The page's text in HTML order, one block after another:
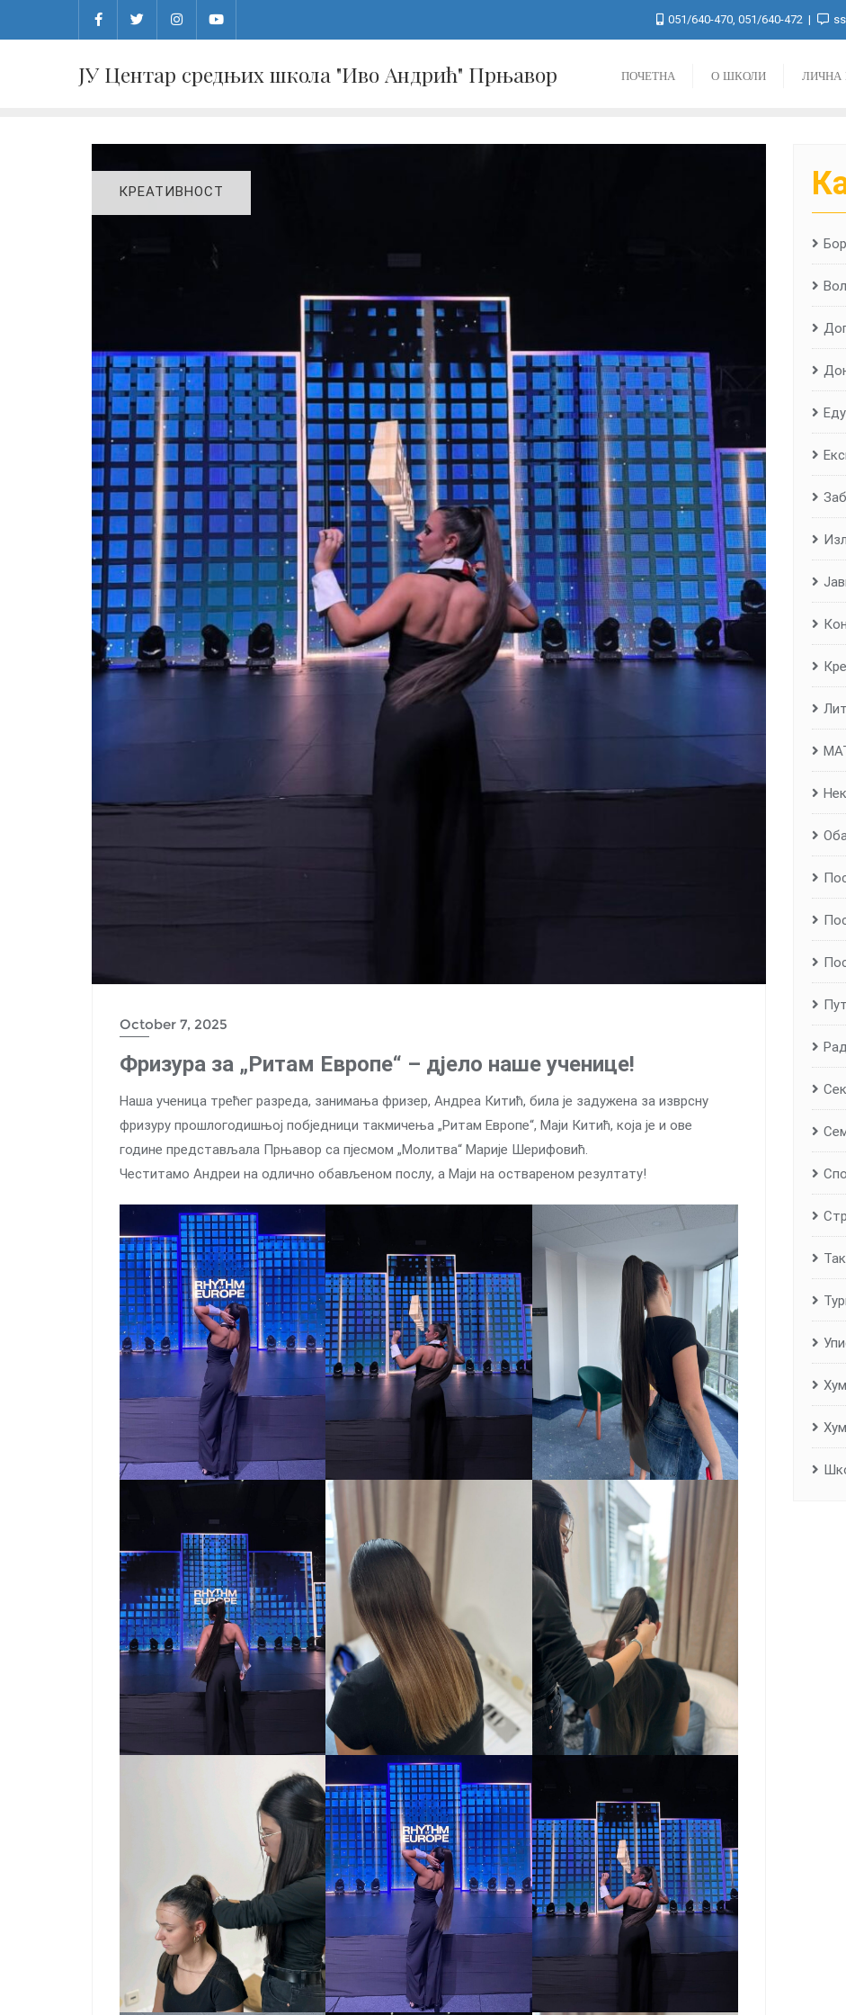
051/640-470, 051/640-472
ЈУ Центар средњих школа "Иво Андрић" Прњавор ПОЧЕТНА О ШКОЛИ ЛИЧНА
КРЕАТИВНОСТ
October 7, 2025
Фризура за „Ритам Европе“ – дјело наше ученице!
Наша ученица трећег разреда, занимања фризер, Андреа Китић, била је задужена за изврсну
фризуру прошлогодишњој побједници такмичења „Ритам Европе“, Маји Китић, која је и ове
године представљала Прњавор са пјесмом „Молитва“ Марије Шерифовић.
Честитамо Андреи на одлично обављеном послу, а Маји на оствареном резултату!